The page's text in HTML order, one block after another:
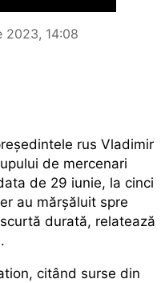
2023, 14:08
rus Vladimir
de mercenari
de 29 iunie, la cinci
au mărşăluit spre
durată, relatează
citând surse din